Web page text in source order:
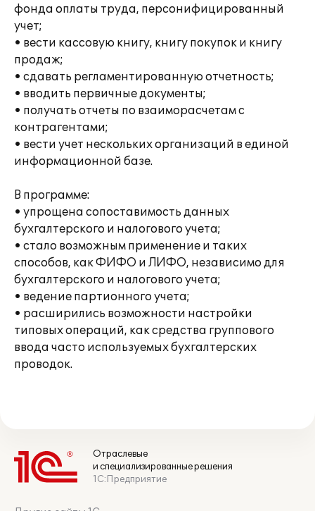
фонда оплаты труда, персонифицированный
учет;
• вести кассовую книгу, книгу покупок и книгу
продаж;
• сдавать регламентированную отчетность;
• вводить первичные документы;
• получать отчеты по взаиморасчетам с
контрагентами;
• вести учет нескольких организаций в единой
информационной базе.
В программе:
• упрощена сопоставимость данных
бухгалтерского и налогового учета;
• стало возможным применение и таких
способов, как ФИФО и ЛИФО, независимо для
бухгалтерского и налогового учета;
• ведение партионного учета;
• расширились возможности настройки
типовых операций, как средства группового
ввода часто используемых бухгалтерских
проводок.
Отраслевые
и специализированные решения
1С:Предприятие